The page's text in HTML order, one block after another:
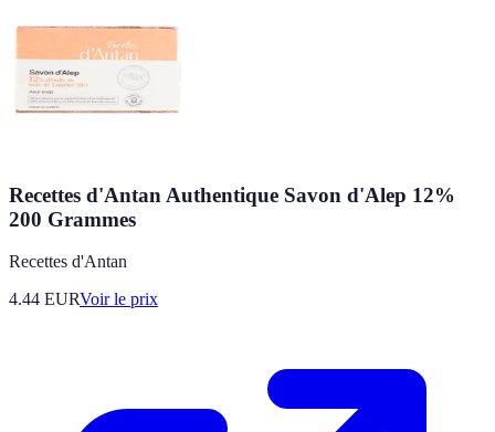
Recettes d'Antan Authentique Savon d'Alep 12%
200 Grammes
Recettes d'Antan
4.44 EURVoir le prix